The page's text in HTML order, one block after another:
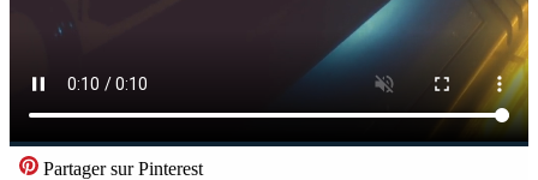
Partager sur Pinterest